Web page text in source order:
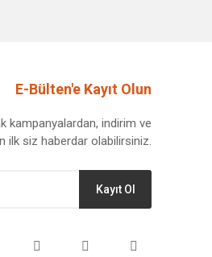
E-Bülten'e Kayıt Olun
kampanyalardan, indirim ve
ilk siz haberdar olabilirsiniz.
Kayıt Ol